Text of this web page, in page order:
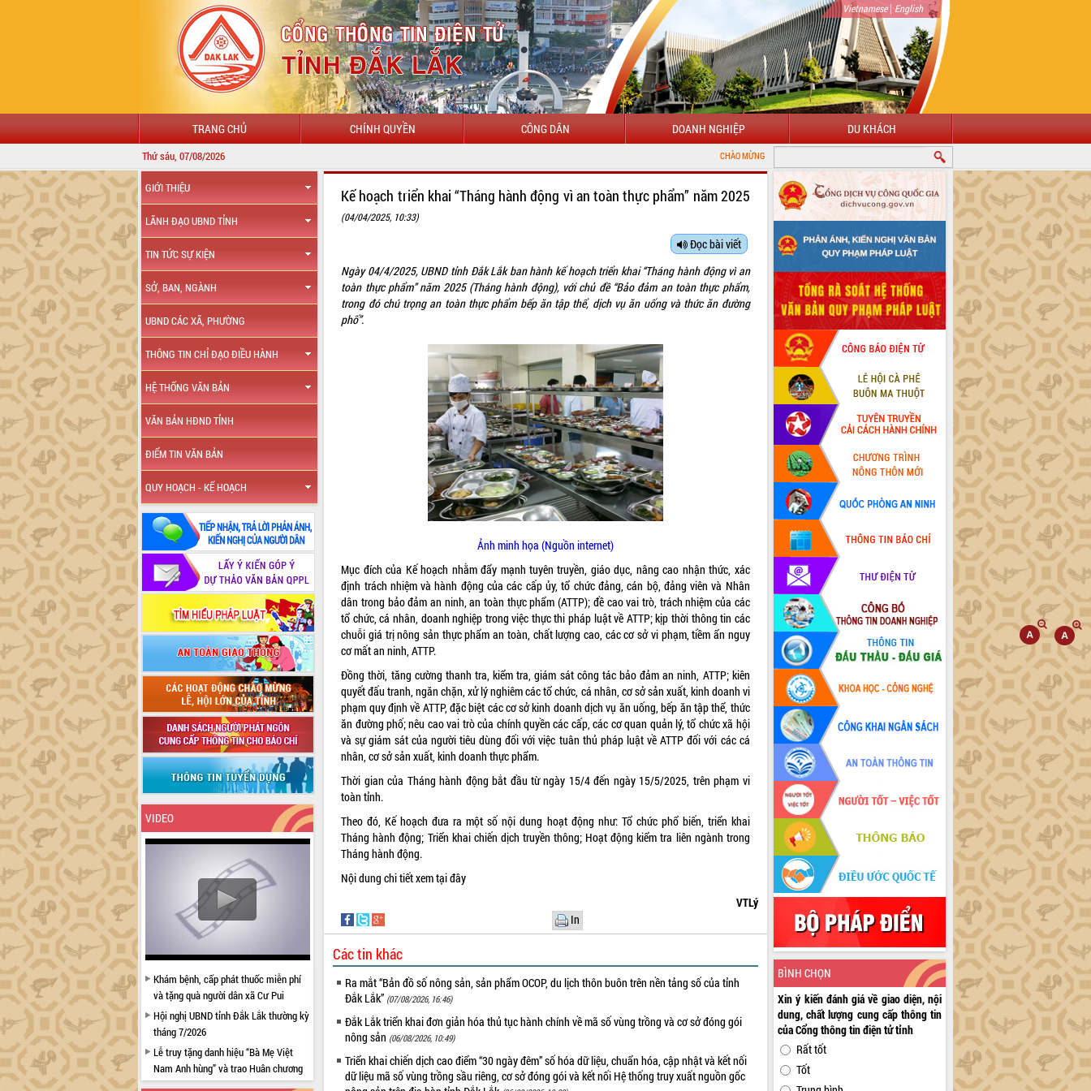
Vietnamese| English
TRANG CHỦ CHÍNH QUYỀN CÔNG DÂN DOANH NGHIỆP DU KHÁCH
Thứ sáu, 07/08/2026 CHÀO MỪNG ĐẾN VỚI CỔNG THÔNG TIN ĐIỆN TỬ TỈNH ĐẮK LẮK
GIỚI THIỆU
LÃNH ĐẠO UBND TỈNH
TIN TỨC SỰ KIỆN
SỞ, BAN, NGÀNH
UBND CÁC XÃ, PHƯỜNG
THÔNG TIN CHỈ ĐẠO ĐIỀU HÀNH
HỆ THỐNG VĂN BẢN
VĂN BẢN HĐND TỈNH
ĐIỂM TIN VĂN BẢN
QUY HOẠCH - KẾ HOẠCH
VIDEO
Khám bệnh, cấp phát thuốc miễn phí
và tặng quà người dân xã Cư Pui
Hội nghị UBND tỉnh Đắk Lắk thường kỳ
tháng 7/2026
Lễ truy tặng danh hiệu “Bà Mẹ Việt
Nam Anh hùng” và trao Huân chương
Lao động
Kế hoạch triển khai “Tháng hành động vì an toàn thực phẩm” năm 2025
(04/04/2025, 10:33)
Đọc bài viết
Ngày 04/4/2025, UBND tỉnh Đắk Lắk ban hành kế hoạch triển khai “Tháng hành động vì an
toàn thực phẩm” năm 2025 (Tháng hành động), với chủ đề “Bảo đảm an toàn thực phẩm,
trong đó chú trọng an toàn thực phẩm bếp ăn tập thể, dịch vụ ăn uống và thức ăn đường
phố”.
Ảnh minh họa (Nguồn internet)
Mục đích của Kế hoạch nhằm đẩy mạnh tuyên truyền, giáo dục, nâng cao nhận thức, xác
định trách nhiệm và hành động của các cấp ủy, tổ chức đảng, cán bộ, đảng viên và Nhân
dân trong bảo đảm an ninh, an toàn thực phẩm (ATTP); đề cao vai trò, trách nhiệm của các
tổ chức, cá nhân, doanh nghiệp trong việc thực thi pháp luật về ATTP; kịp thời thông tin các
chuỗi giá trị nông sản thực phẩm an toàn, chất lượng cao, các cơ sở vi phạm, tiềm ẩn nguy
cơ mất an ninh, ATTP.
Đồng thời, tăng cường thanh tra, kiểm tra, giám sát công tác bảo đảm an ninh, ATTP; kiên
quyết đấu tranh, ngăn chặn, xử lý nghiêm các tổ chức, cá nhân, cơ sở sản xuất, kinh doanh vi
phạm quy định về ATTP, đặc biệt các cơ sở kinh doanh dịch vụ ăn uống, bếp ăn tập thể, thức
ăn đường phố; nêu cao vai trò của chính quyền các cấp, các cơ quan quản lý, tổ chức xã hội
và sự giám sát của người tiêu dùng đối với việc tuân thủ pháp luật về ATTP đối với các cá
nhân, cơ sở sản xuất, kinh doanh thực phẩm.
Thời gian của Tháng hành động bắt đầu từ ngày 15/4 đến ngày 15/5/2025, trên phạm vi
toàn tỉnh.
Theo đó, Kế hoạch đưa ra một số nội dung hoạt động như: Tổ chức phổ biến, triển khai
Tháng hành động; Triển khai chiến dịch truyền thông; Hoạt động kiểm tra liên ngành trong
Tháng hành động.
Nội dung chi tiết xemtại đây
VTLý
In
Các tin khác
Ra mắt “Bản đồ số nông sản, sản phẩm OCOP, du lịch thôn buôn trên nền tảng số của tỉnh
Đắk Lắk” (07/08/2026, 16:46)
Đắk Lắk triển khai đơn giản hóa thủ tục hành chính về mã số vùng trồng và cơ sở đóng gói
nông sản (06/08/2026, 10:49)
Triển khai chiến dịch cao điểm “30 ngày đêm” số hóa dữ liệu, chuẩn hóa, cập nhật và kết nối
dữ liệu mã số vùng trồng sầu riêng, cơ sở đóng gói và kết nối Hệ thống truy xuất nguồn gốc
BÌNH CHỌN
Xin ý kiến đánh giá về giao diện, nội
dung, chất lượng cung cấp thông tin
của Cổng thông tin điện tử tỉnh
Rất tốt
Tốt